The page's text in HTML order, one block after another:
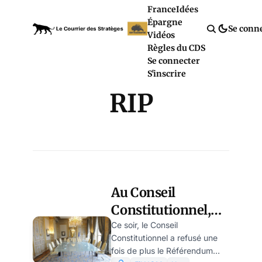
FranceIdées
Épargne
Vidéos
Règles du CDS
Se connecter
S'inscrire
Se
RIP
Au Conseil
Constitutionnel,
Fabius et Juppé en
mode Ancien
Ce soir, le Conseil
Constitutionnel a refusé une
fois de plus le Référendum